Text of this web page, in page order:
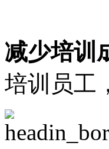
减少培训
培训员工